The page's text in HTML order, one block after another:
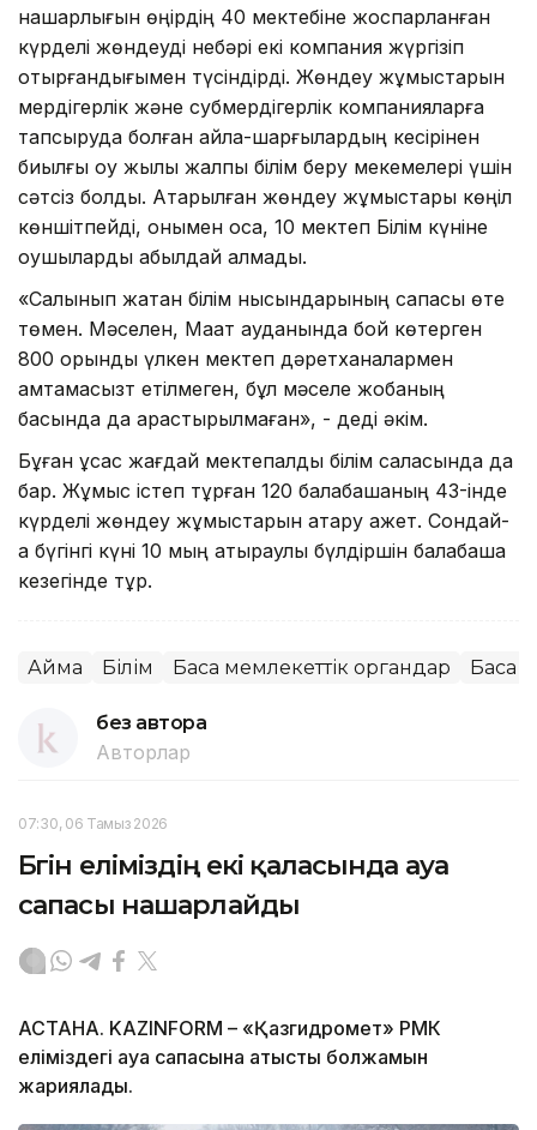
нашарлығын өңірдің 40 мектебіне жоспарланған
күрделі жөндеуді небәрі екі компания жүргізіп
отырғандығымен түсіндірді. Жөндеу жұмыстарын
мердігерлік және субмердігерлік компанияларға
тапсыруда болған айла-шарғылардың кесірінен
биылғы оқу жылы жалпы білім беру мекемелері үшін
сәтсіз болды. Атқарылған жөндеу жұмыстары көңіл
көншітпейді, онымен қоса, 10 мектеп Білім күніне
оқушыларды қабылдай алмады.
«Салынып жатқан білім нысындарының сапасы өте
төмен. Мәселен, Мақат ауданында бой көтерген
800 орындық үлкен мектеп дәретханалармен
қамтамасызт етілмеген, бұл мәселе жобаның
басында да қарастырылмаған», - деді әкім.
Бұған ұқсас жағдай мектепалды білім саласында да
бар. Жұмыс істеп тұрған 120 балабақшаның 43-інде
күрделі жөндеу жұмыстарын атқару қажет. Сондай-
ақ бүгінгі күні 10 мың атыраулық бүлдіршін балабақша
кезегінде тұр.
Аймақ Білім Басқа мемлекеттік органдар Басқа
без автора
Авторлар
07:30, 06 Тамыз 2026
Бүгін еліміздің екі қаласында ауа
сапасы нашарлайды
АСТАНА. KAZINFORM – «Қазгидромет» РМК
еліміздегі ауа сапасына қатысты болжамын
жариялады.